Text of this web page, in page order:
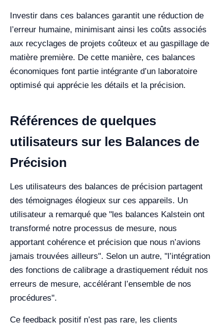
Investir dans ces balances garantit une réduction de
l’erreur humaine, minimisant ainsi les coûts associés
aux recyclages de projets coûteux et au gaspillage de
matière première. De cette manière, ces balances
économiques font partie intégrante d’un laboratoire
optimisé qui apprécie les détails et la précision.
Références de quelques
utilisateurs sur les Balances de
Précision
Les utilisateurs des balances de précision partagent
des témoignages élogieux sur ces appareils. Un
utilisateur a remarqué que "les balances Kalstein ont
transformé notre processus de mesure, nous
apportant cohérence et précision que nous n’avions
jamais trouvées ailleurs". Selon un autre, "l’intégration
des fonctions de calibrage a drastiquement réduit nos
erreurs de mesure, accélérant l’ensemble de nos
procédures".
Ce feedback positif n’est pas rare, les clients